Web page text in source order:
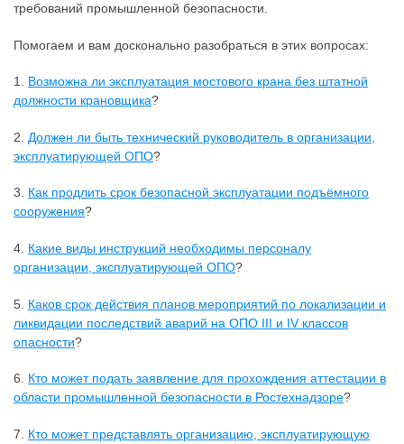
требований промышленной безопасности.
Помогаем и вам досконально разобраться в этих вопросах:
1. Возможна ли эксплуатация мостового крана без штатной
должности крановщика?
2. Должен ли быть технический руководитель в организации,
эксплуатирующей ОПО?
3. Как продлить срок безопасной эксплуатации подъёмного
сооружения?
4. Какие виды инструкций необходимы персоналу
организации, эксплуатирующей ОПО?
5. Каков срок действия планов мероприятий по локализации и
ликвидации последствий аварий на ОПО III и IV классов
опасности?
6. Кто может подать заявление для прохождения аттестации в
области промышленной безопасности в Ростехнадзоре?
7. Кто может представлять организацию, эксплуатирующую